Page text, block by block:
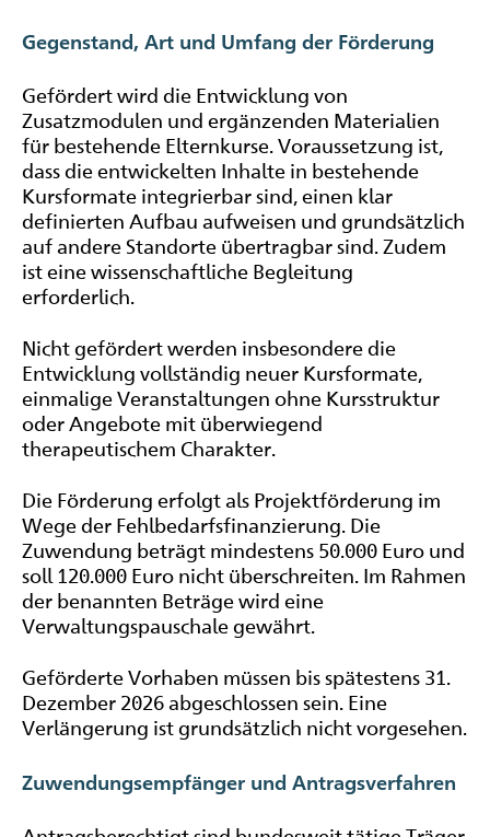
Gegenstand, Art und Umfang der Förderung
Gefördert wird die Entwicklung von
Zusatzmodulen und ergänzenden Materialien
für bestehende Elternkurse. Voraussetzung ist,
dass die entwickelten Inhalte in bestehende
Kursformate integrierbar sind, einen klar
definierten Aufbau aufweisen und grundsätzlich
auf andere Standorte übertragbar sind. Zudem
ist eine wissenschaftliche Begleitung
erforderlich.
Nicht gefördert werden insbesondere die
Entwicklung vollständig neuer Kursformate,
einmalige Veranstaltungen ohne Kursstruktur
oder Angebote mit überwiegend
therapeutischem Charakter.
Die Förderung erfolgt als Projektförderung im
Wege der Fehlbedarfsfinanzierung. Die
Zuwendung beträgt mindestens 50.000 Euro und
soll 120.000 Euro nicht überschreiten. Im Rahmen
der benannten Beträge wird eine
Verwaltungspauschale gewährt.
Geförderte Vorhaben müssen bis spätestens 31.
Dezember 2026 abgeschlossen sein. Eine
Verlängerung ist grundsätzlich nicht vorgesehen.
Zuwendungsempfänger und Antragsverfahren